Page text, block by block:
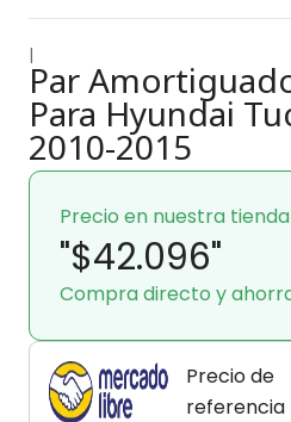
|
Par
Para Hyundai
2010-2015
Precio en nuestra tienda
"$42.096"
Compra directo y ahorra
Precio de
referencia